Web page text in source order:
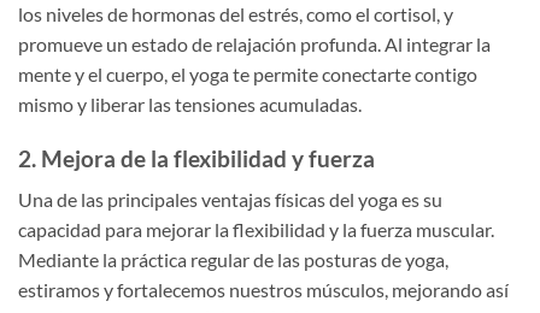
los niveles de hormonas del estrés, como el cortisol, y
promueve un estado de relajación profunda. Al integrar la
mente y el cuerpo, el yoga te permite conectarte contigo
mismo y liberar las tensiones acumuladas.
2. Mejora de la flexibilidad y fuerza
Una de las principales ventajas físicas del yoga es su
capacidad para mejorar la flexibilidad y la fuerza muscular.
Mediante la práctica regular de las posturas de yoga,
estiramos y fortalecemos nuestros músculos, mejorando así